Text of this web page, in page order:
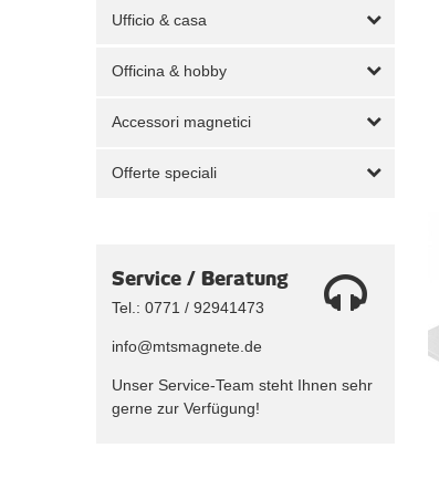
Ufficio & casa
Officina & hobby
Accessori magnetici
Offerte speciali
Service / Beratung
Tel.: 0771 / 92941473
info@mtsmagnete.de
Unser Service-Team steht Ihnen sehr
gerne zur Verfügung!